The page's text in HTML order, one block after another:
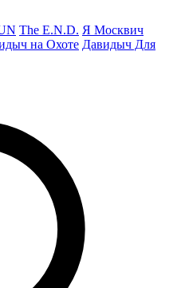
The E.N.D. Я Москвич
на Охоте Давидыч Для